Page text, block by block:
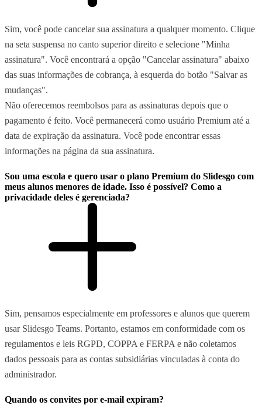
Sim, você pode cancelar sua assinatura a qualquer momento. Clique
na seta suspensa no canto superior direito e selecione "Minha
assinatura". Você encontrará a opção "Cancelar assinatura" abaixo
das suas informações de cobrança, à esquerda do botão "Salvar as
mudanças".
Não oferecemos reembolsos para as assinaturas depois que o
pagamento é feito. Você permanecerá como usuário Premium até a
data de expiração da assinatura. Você pode encontrar essas
informações na página da sua assinatura.
Sou uma escola e quero usar o plano Premium do Slidesgo com
meus alunos menores de idade. Isso é possível? Como a
privacidade deles é gerenciada?
Sim, pensamos especialmente em professores e alunos que querem
usar Slidesgo Teams. Portanto, estamos em conformidade com os
regulamentos e leis RGPD, COPPA e FERPA e não coletamos
dados pessoais para as contas subsidiárias vinculadas à conta do
administrador.
Quando os convites por e-mail expiram?